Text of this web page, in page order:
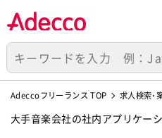
Adeccoフリーランス TOP 求人検索･
大手音楽会社の社内アプリケー